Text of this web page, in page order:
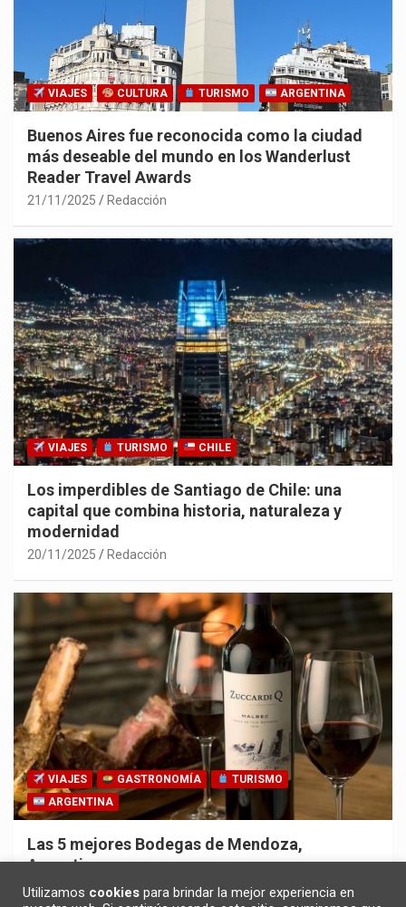
VIAJES CULTURA TURISMO ARGENTINA
Buenos Aires fue reconocida como la ciudad
más deseable del mundo en los Wanderlust
Reader Travel Awards
21/11/2025 Redacción
VIAJES TURISMO CHILE
Los imperdibles de Santiago de Chile: una
capital que combina historia, naturaleza y
modernidad
20/11/2025 Redacción
VIAJES GASTRONOMÍA
TURISMO
ARGENTINA
Las 5 mejores Bodegas de Mendoza,
Argentina
30/10/2025 Redacción
Utilizamos cookies para brindar la mejor experiencia en